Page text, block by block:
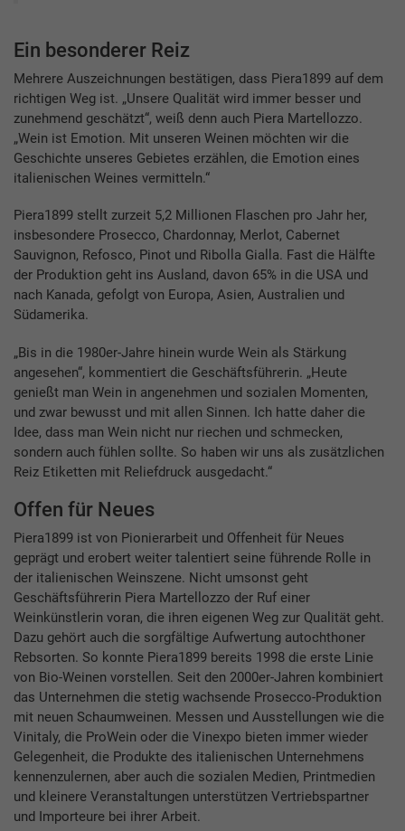
Ein besonderer Reiz
Mehrere Auszeichnungen bestätigen, dass Piera1899 auf dem
richtigen Weg ist. „Unsere Qualität wird immer besser und
zunehmend geschätzt“, weiß denn auch Piera Martellozzo.
„Wein ist Emotion. Mit unseren Weinen möchten wir die
Geschichte unseres Gebietes erzählen, die Emotion eines
italienischen Weines vermitteln.“
Piera1899 stellt zurzeit 5,2 Millionen Flaschen pro Jahr her,
insbesondere Prosecco, Chardonnay, Merlot, Cabernet
Sauvignon, Refosco, Pinot und Ribolla Gialla. Fast die Hälfte
der Produktion geht ins Ausland, davon 65% in die USA und
nach Kanada, gefolgt von Europa, Asien, Australien und
Südamerika.
„Bis in die 1980er-Jahre hinein wurde Wein als Stärkung
angesehen“, kommentiert die Geschäftsführerin. „Heute
genießt man Wein in angenehmen und sozialen Momenten,
und zwar bewusst und mit allen Sinnen. Ich hatte daher die
Idee, dass man Wein nicht nur riechen und schmecken,
sondern auch fühlen sollte. So haben wir uns als zusätzlichen
Reiz Etiketten mit Reliefdruck ausgedacht.“
Offen für Neues
Piera1899 ist von Pionierarbeit und Offenheit für Neues
geprägt und erobert weiter talentiert seine führende Rolle in
der italienischen Weinszene. Nicht umsonst geht
Geschäftsführerin Piera Martellozzo der Ruf einer
Weinkünstlerin voran, die ihren eigenen Weg zur Qualität geht.
Dazu gehört auch die sorgfältige Aufwertung autochthoner
Rebsorten. So konnte Piera1899 bereits 1998 die erste Linie
von Bio-Weinen vorstellen. Seit den 2000er-Jahren kombiniert
das Unternehmen die stetig wachsende Prosecco-Produktion
mit neuen Schaumweinen. Messen und Ausstellungen wie die
Vinitaly, die ProWein oder die Vinexpo bieten immer wieder
Gelegenheit, die Produkte des italienischen Unternehmens
kennenzulernen, aber auch die sozialen Medien, Printmedien
und kleinere Veranstaltungen unterstützen Vertriebspartner
und Importeure bei ihrer Arbeit.